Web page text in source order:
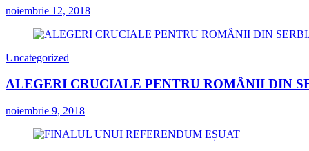
noiembrie 12, 2018
Uncategorized
ALEGERI CRUCIALE PENTRU ROMÂNII DIN
noiembrie 9, 2018